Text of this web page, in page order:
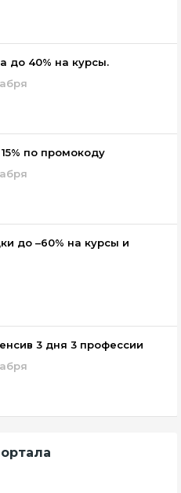
до 40% на курсы.
по промокоду
до –60% на курсы и
3 дня 3 профессии